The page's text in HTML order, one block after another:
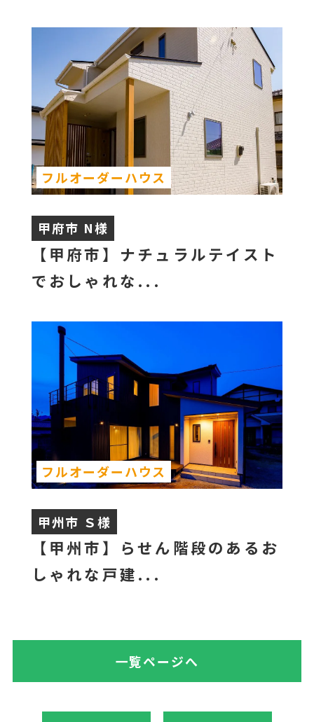
甲府市 N様
【甲府市】ナチュラルテイスト
でおしゃれな...
フルオーダーハウス
甲州市 Ｓ様
【甲州市】らせん階段のあるお
しゃれな戸建...
フルオーダーハウス
一覧ページへ